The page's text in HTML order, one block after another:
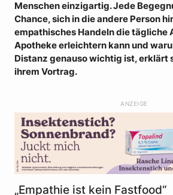
Menschen einzigartig. Jede
Chance, sich in die andere Person
empathisches Handeln die tägliche
Apotheke erleichtern kann und
Distanz genauso wichtig ist, erklärt
ihrem Vortrag.
ANZEIGE
„Empathie ist kein Fastfood“